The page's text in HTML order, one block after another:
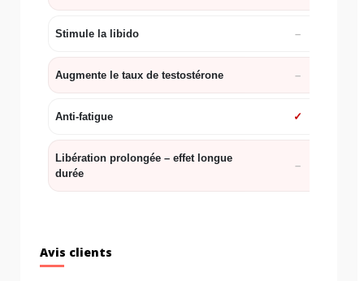
Stimule la libido
Augmente le taux de testostérone
Anti-fatigue ✓
Libération prolongée – effet longue
durée
Avis clients